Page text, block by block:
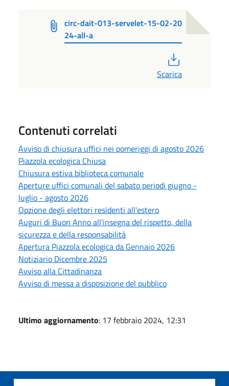
circ-dait-013-servelet-15-02-20
24-all-a
Scarica
Contenuti correlati
Avviso di chiusura uffici nei pomeriggi di agosto 2026
Piazzola ecologica Chiusa
Chiusura estiva biblioteca comunale
Aperture uffici comunali del sabato periodi giugno -
luglio - agosto 2026
Opzione degli elettori residenti all'estero
Auguri di Buon Anno all'insegna del rispetto, della
sicurezza e della responsabilità
Apertura Piazzola ecologica da Gennaio 2026
Notiziario Dicembre 2025
Avviso alla Cittadinanza
Avviso di messa a disposizione del pubblico
Ultimo aggiornamento: 17 febbraio 2024, 12:31